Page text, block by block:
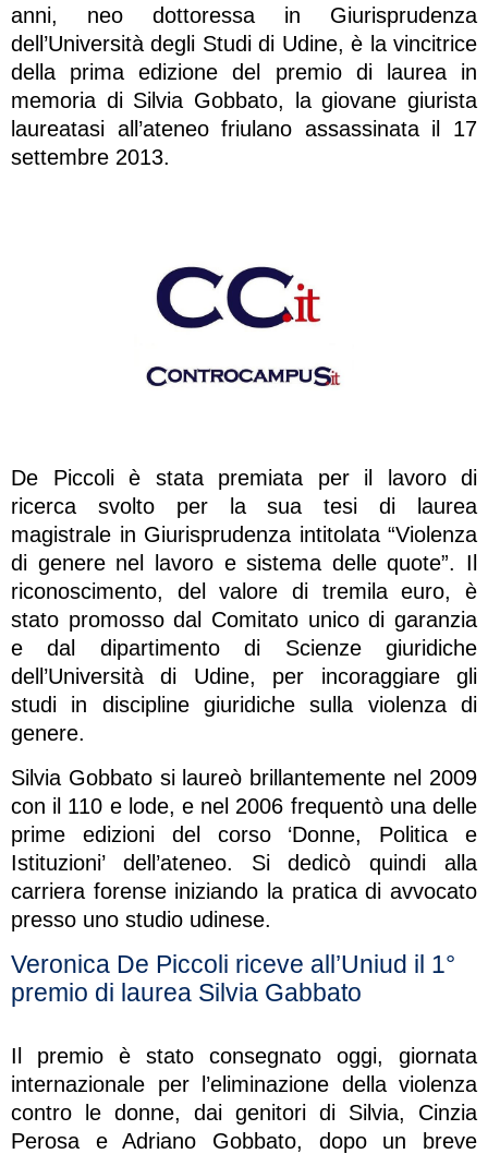
anni, neo dottoressa in Giurisprudenza
dell’Università degli Studi di Udine, è la vincitrice
della prima edizione del premio di laurea in
memoria di Silvia Gobbato, la giovane giurista
laureatasi all’ateneo friulano assassinata il 17
settembre 2013.
De Piccoli è stata premiata per il lavoro di
ricerca svolto per la sua tesi di laurea
magistrale in Giurisprudenza intitolata “Violenza
di genere nel lavoro e sistema delle quote”. Il
riconoscimento, del valore di tremila euro, è
stato promosso dal Comitato unico di garanzia
e dal dipartimento di Scienze giuridiche
dell’Università di Udine, per incoraggiare gli
studi in discipline giuridiche sulla violenza di
genere.
Silvia Gobbato si laureò brillantemente nel 2009
con il 110 e lode, e nel 2006 frequentò una delle
prime edizioni del corso ‘Donne, Politica e
Istituzioni’ dell’ateneo. Si dedicò quindi alla
carriera forense iniziando la pratica di avvocato
presso uno studio udinese.
Veronica De Piccoli riceve all’Uniud il 1°
premio di laurea Silvia Gabbato
Il premio è stato consegnato oggi, giornata
internazionale per l’eliminazione della violenza
contro le donne, dai genitori di Silvia, Cinzia
Perosa e Adriano Gobbato, dopo un breve